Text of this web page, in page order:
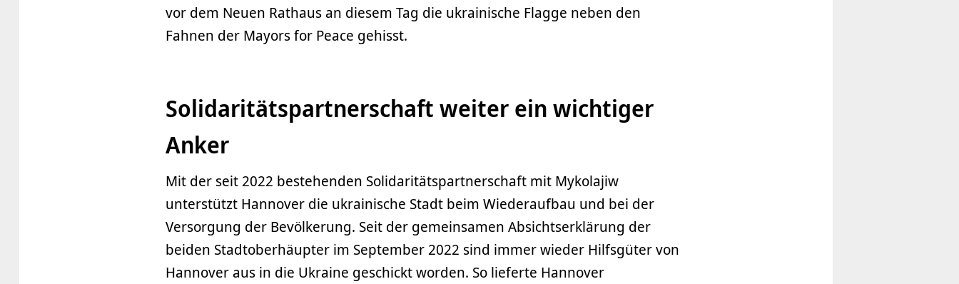
vor dem Neuen Rathaus an diesem Tag die ukrainische Flagge neben den
Fahnen der Mayors for Peace gehisst.
Solidaritätspartnerschaft weiter ein wichtiger
Anker
Mit der seit 2022 bestehenden Solidaritätspartnerschaft mit Mykolajiw
unterstützt Hannover die ukrainische Stadt beim Wiederaufbau und bei der
Versorgung der Bevölkerung. Seit der gemeinsamen Absichtserklärung der
beiden Stadtoberhäupter im September 2022 sind immer wieder Hilfsgüter von
Hannover aus in die Ukraine geschickt worden. So lieferte Hannover